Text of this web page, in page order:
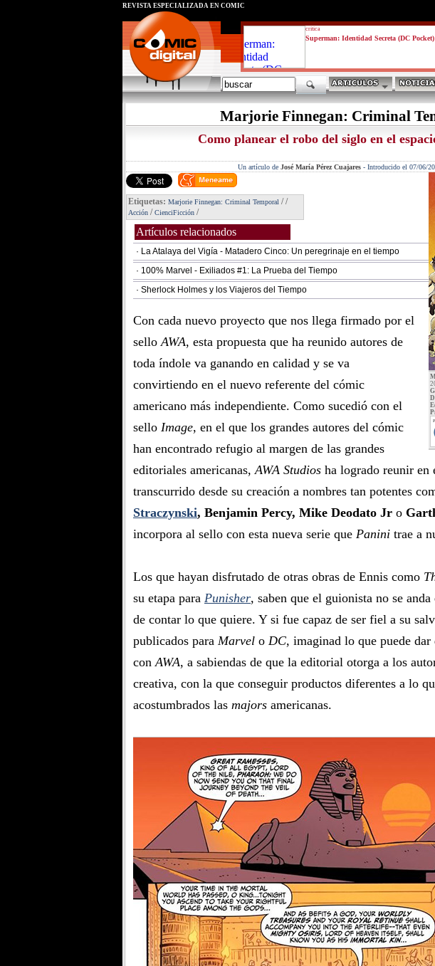
critica
Superman: Identidad Secreta (DC Pocket)
REVISTA ESPECIALIZADA EN CÓMIC
Marjorie Finnegan: Criminal
Como planear el robo del siglo en el
Un artículo de José María Pérez Cuajares- Introducido el 07/06/
Etiquetas: Marjorie Finnegan: Criminal Temporal //
Acción /CienciFicción /
Artículos relacionados
· La Atalaya del Vigía - Matadero Cinco: Un peregrinaje en el tiempo
· 100% Marvel - Exiliados #1: La Prueba del Tiempo
· Sherlock Holmes y los Viajeros del Tiempo
Con cada nuevo proyecto que nos llega firmado por el
selloAWA, esta propuesta que ha reunido autores de
toda índole va ganando en calidad y se va
convirtiendo en el nuevo referente del cómic
americano más independiente. Como sucedió con el
sello Image, en el que los grandes autores del cómic
han encontrado refugio al margen de las grandes
editoriales americanas,AWA Studios ha logrado reunir en
transcurrido desde su creación a nombres tan potentes
Straczynski, Benjamin Percy, Mike Deodato Jr o
incorpora al sello con esta nueva serie que Panini trae a
Los que hayan disfrutado de otras obras de Ennis como
su etapa para Punisher, saben que el guionista no se
de contar lo que quiere. Y si fue capaz de ser fiel a su
publicados para Marvel o DC, imaginad lo que puede
conAWA, a sabiendas de que la editorial otorga a los
creativa, con la que conseguir productos diferentes a lo
acostumbrados las majors americanas.